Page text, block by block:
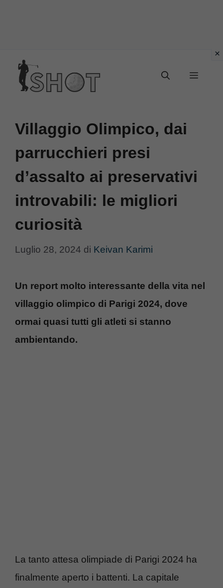
contenuto
Menu
Villaggio Olimpico, dai
parrucchieri presi
d’assalto ai preservativi
introvabili: le migliori
curiosità
Luglio 28, 2024 di Keivan Karimi
Un report molto interessante della vita nel
villaggio olimpico di Parigi 2024, dove
ormai quasi tutti gli atleti si stanno
ambientando.
La tanto attesa olimpiade di Parigi 2024 ha
finalmente aperto i battenti. La capitale